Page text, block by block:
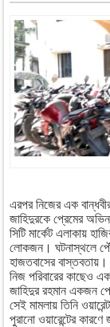
এরপর নিজের এক
জাহিদুরকে প্রেমের
সিটি মার্কেট এলাকায়
লোকজন। ঘটনাস্থলে
হাজতবাসের
নিজ পরিবারের কাছেও
জাহিদুর রহমান একজন
সেই মামলায় তিনি
পুরানো ওয়ারেন্টের